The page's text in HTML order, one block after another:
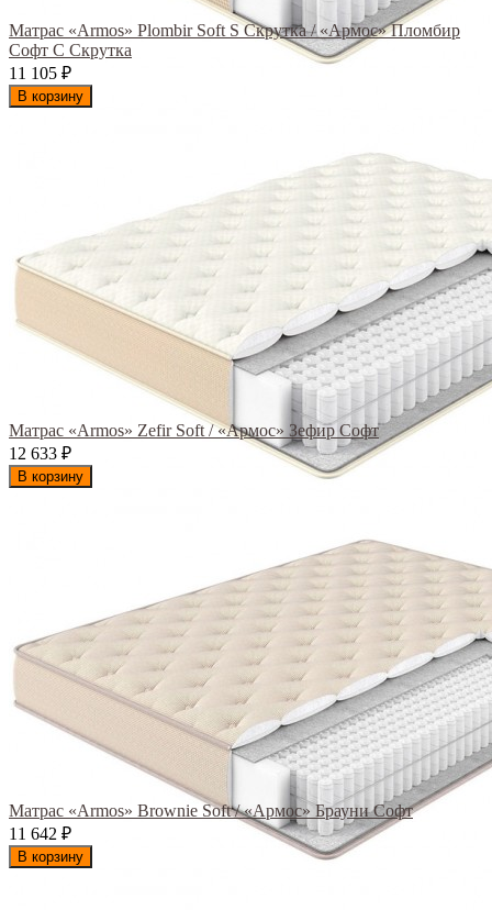
Матрас «Armos» Plombir Soft S Скрутка / «Армос» Пломбир
Софт С Скрутка
11 105 ₽
В корзину
Матрас «Armos» Zefir Soft / «Армос» Зефир Софт
12 633 ₽
В корзину
Матрас «Armos» Brownie Soft / «Армос» Брауни Софт
11 642 ₽
В корзину